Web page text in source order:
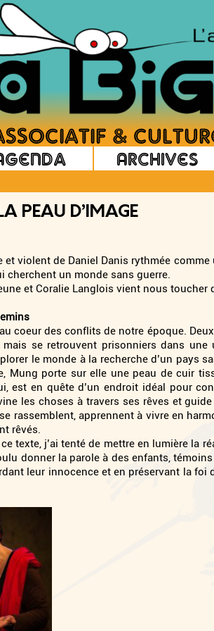
Archives
PEAU D’IMAGE
et violent de Daniel Danis rythmée
cherchent un monde sans guerre.
et Coralie Langlois vient nous
coeur des conflits de notre époque.
se retrouvent prisonniers dans
le monde à la recherche d’un pays
Mung porte sur elle une peau de cuir
est en quête d’un endroit idéal pour
les choses à travers ses rêves et
rassemblent, apprennent à vivre en
rêvés.
texte, j’ai tenté de mettre en lumière la
donner la parole à des enfants,
leur innocence et en préservant la